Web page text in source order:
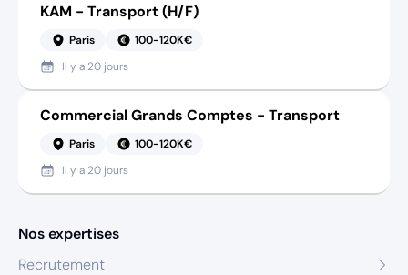
KAM - Transport (H/F)
Paris
100-120K€
Il y a 20 jours
Commercial Grands Comptes - Transport
Paris
100-120K€
Il y a 20 jours
Nos expertises
Recrutement